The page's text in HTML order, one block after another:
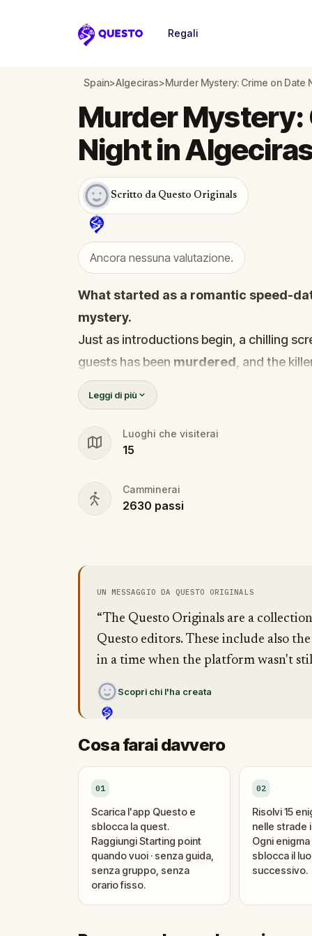
Questo
Regali
Spain>Algeciras>Murder Mystery: Crime on Date
Ancora nessuna valutazione.
Murder Mystery:
Night in
Scritto da Questo Originals
What started as a romantic speed-
mystery.
Just as introductions begin, a chilling
guests has been murdered , and the
Before panic can take hold,
Every participant is now part of a deadly
solve it.
Was it the charming Yoga instructor who
identity among the dating profiles?
🔎Follow clues across the city,
Bring your sharpest instincts—and your
Leggi di più
Luoghi che visiterai
15
Camminerai
2630 passi
UN MESSAGGIO DA QUESTO ORIGINALS
“The Questo Originals are a
Questo editors. These include also
in a time when the platform wasn't
Scopri chi l'ha creata
Cosa farai davvero
01
Scarica l'app Questo e
sblocca la quest.
Raggiungi Starting point
quando vuoi · senza guida,
senza gruppo, senza
orario fisso.
02
Risolvi 15
nelle strade
Ogni
sblocca il
successivo.